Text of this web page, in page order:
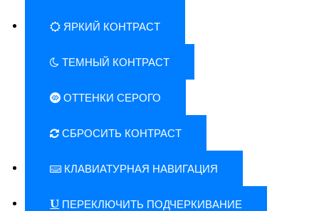
ЯРКИЙ КОНТРАСТ
ТЕМНЫЙ КОНТРАСТ
ОТТЕНКИ СЕРОГО
СБРОСИТЬ КОНТРАСТ
КЛАВИАТУРНАЯ НАВИГАЦИЯ
ПЕРЕКЛЮЧИТЬ ПОДЧЕРКИВАНИЕ